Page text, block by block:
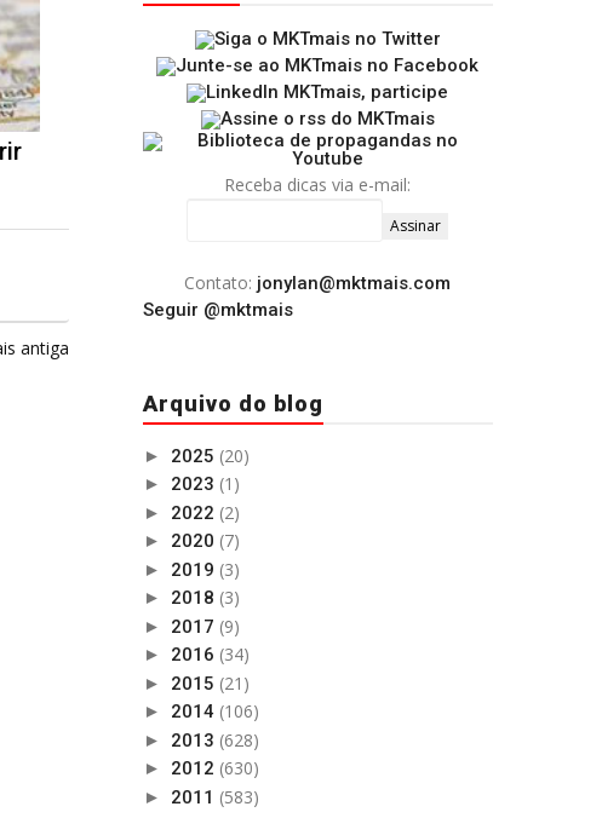
antiga
Receba dicas via e-mail:
Contato: jonylan@mktmais.com
Seguir @mktmais
Arquivo do blog
► 2025 (20)
► 2023 (1)
► 2022 (2)
► 2020 (7)
► 2019 (3)
► 2018 (3)
► 2017 (9)
► 2016 (34)
► 2015 (21)
► 2014 (106)
► 2013 (628)
► 2012 (630)
► 2011 (583)